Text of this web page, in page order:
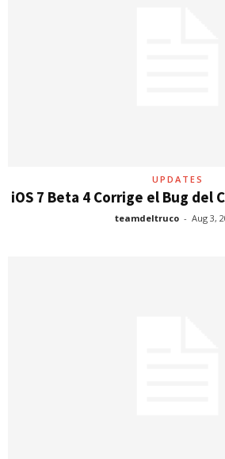
UPDATES
iOS 7 Beta 4 Corrige el Bug del
teamdeltruco - Aug 3,